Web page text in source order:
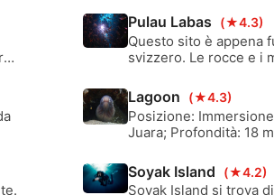
Pulau Labas (★4.3)
Questo sito è appena
svizzero. Le rocce e i
tartarughe e squali
Lagoon (★4.3)
Posizione:
Juara; Profondità: 18
che degrada
roccia fluviale.
Soyak Island (★4.2)
Soyak Island si trova